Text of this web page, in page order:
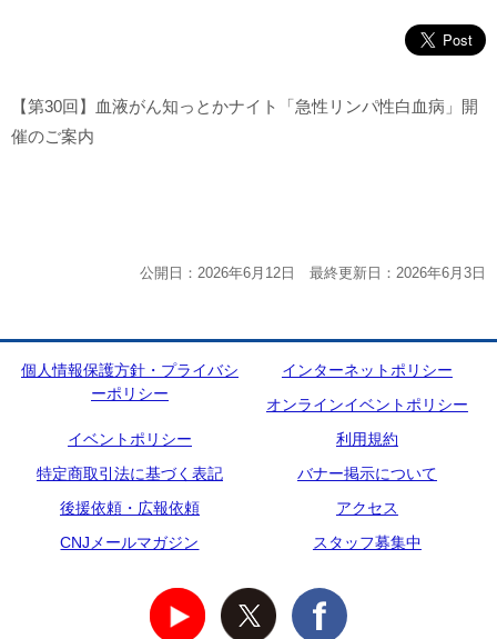
【第30回】血液がん知っとかナイト「急性リンパ性白血病」開
催のご案内
公開日：2026年6月12日 最終更新日：2026年6月3日
個人情報保護方針・プライバシ
ーポリシー
インターネットポリシー
オンラインイベントポリシー
イベントポリシー
利用規約
特定商取引法に基づく表記
バナー掲示について
後援依頼・広報依頼
アクセス
CNJメールマガジン
スタッフ募集中